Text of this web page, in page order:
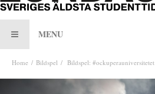
MENU
Home Bildspel Bildspel: #ockuperauniversitetet